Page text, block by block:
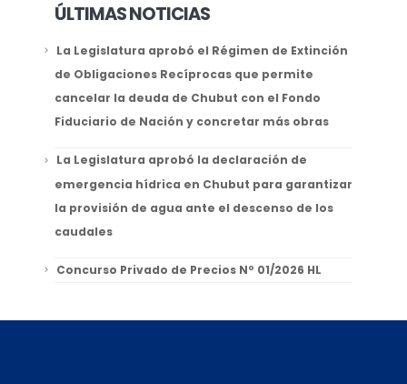
ÚLTIMAS NOTICIAS
La Legislatura aprobó el Régimen de Extinción
de Obligaciones Recíprocas que permite
cancelar la deuda de Chubut con el Fondo
Fiduciario de Nación y concretar más obras
La Legislatura aprobó la declaración de
emergencia hídrica en Chubut para garantizar
la provisión de agua ante el descenso de los
caudales
Concurso Privado de Precios Nº 01/2026 HL